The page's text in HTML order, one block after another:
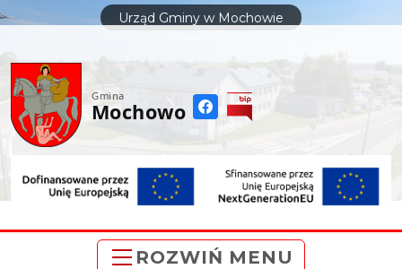
treści
Urząd Gminy w Mochowie
Gmina
Mochowo
ROZWIŃ MENU